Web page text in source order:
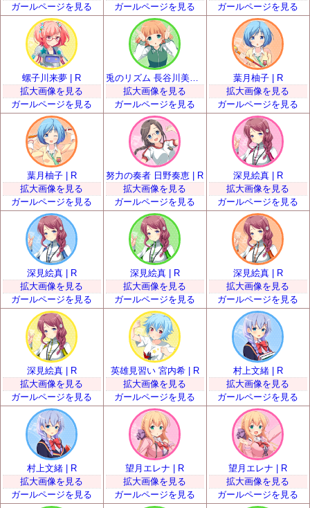
ガールページを見る
ガールページを見る
ガールページを見る
螺子川来夢 | R
拡大画像を見る
ガールページを見る
兎のリズム 長谷川美卯 | R
拡大画像を見る
ガールページを見る
葉月柚子 | R
拡大画像を見る
ガールページを見る
葉月柚子 | R
拡大画像を見る
ガールページを見る
努力の奏者 日野奏恵 | R
拡大画像を見る
ガールページを見る
深見絵真 | R
拡大画像を見る
ガールページを見る
深見絵真 | R
拡大画像を見る
ガールページを見る
深見絵真 | R
拡大画像を見る
ガールページを見る
深見絵真 | R
拡大画像を見る
ガールページを見る
深見絵真 | R
拡大画像を見る
ガールページを見る
英雄見習い 宮内希 | R
拡大画像を見る
ガールページを見る
村上文緒 | R
拡大画像を見る
ガールページを見る
村上文緒 | R
拡大画像を見る
ガールページを見る
望月エレナ | R
拡大画像を見る
ガールページを見る
望月エレナ | R
拡大画像を見る
ガールページを見る